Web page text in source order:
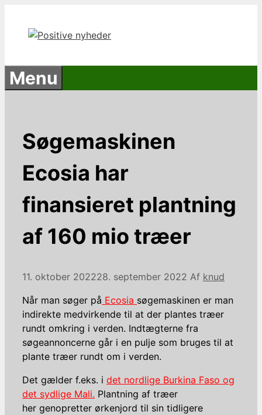
indhold
Menu
Søgemaskinen
Ecosia har
finansieret plantning
af 160 mio træer
11. oktober 202228. september 2022 Af knud
Når man søger på Ecosia søgemaskinen er man
indirekte medvirkende til at der plantes træer
rundt omkring i verden. Indtægterne fra
søgeannoncerne går i en pulje som bruges til at
plante træer rundt om i verden.
Det gælder f.eks. i det nordlige Burkina Faso og
det sydlige Mali. Plantning af træer
her genopretter ørkenjord til sin tidligere